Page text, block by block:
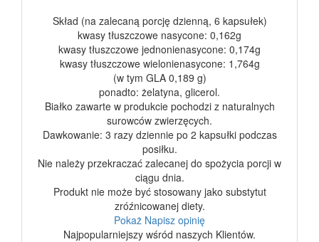
Skład (na zalecaną porcję dzienną, 6 kapsułek)
kwasy tłuszczowe nasycone: 0,162g
kwasy tłuszczowe jednonienasycone: 0,174g
kwasy tłuszczowe wielonienasycone: 1,764g
(w tym GLA 0,189 g)
ponadto: żelatyna, glicerol.
Białko zawarte w produkcie pochodzi z naturalnych
surowców zwierzęcych.
Dawkowanie: 3 razy dziennie po 2 kapsułki podczas
posiłku.
Nie należy przekraczać zalecanej do spożycia porcji w
ciągu dnia.
Produkt nie może być stosowany jako substytut
zróźnicowanej diety.
Pokaż Napisz opinię
Najpopularniejszy wśród naszych Klientów.